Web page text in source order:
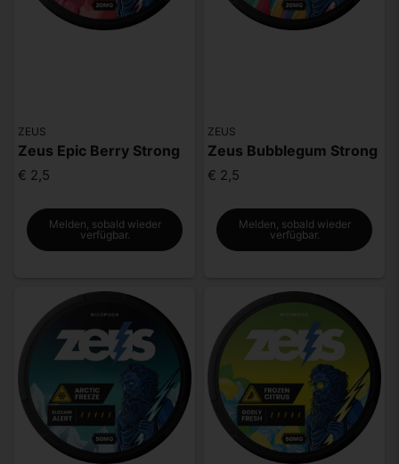
ZEUS
Zeus Epic Berry Strong
€ 2,5
Melden, sobald wieder
verfügbar.
ZEUS
Zeus Bubblegum Strong
€ 2,5
Melden, sobald wieder
verfügbar.